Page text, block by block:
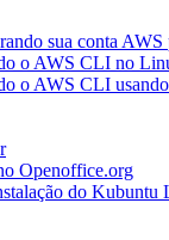
sua conta AWS
o AWS CLI no
o AWS CLI
Openoffice.org
do Kubuntu